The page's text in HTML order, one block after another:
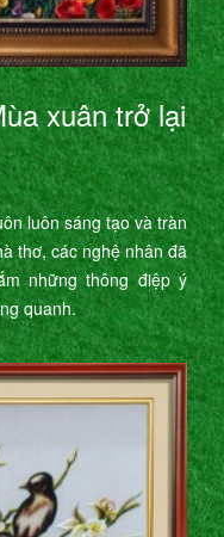
xuân trở lại
luôn sáng tạo và tràn
thơ, các nghệ nhân đã
những thông điệp ý
quanh.